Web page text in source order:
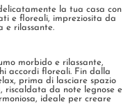
la tua casa con
e floreali, impreziosita da
e rilassante.
morbido e rilassante,
accordi floreali. Fin dalla
prima di lasciare spazio
riscaldata da note legnose e
ideale per creare